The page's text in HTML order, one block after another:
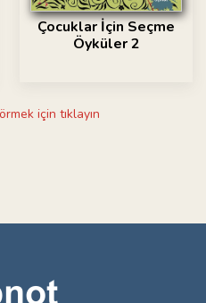
Çocuklar İçin Seçme
Öyküler 2
için tıklayın